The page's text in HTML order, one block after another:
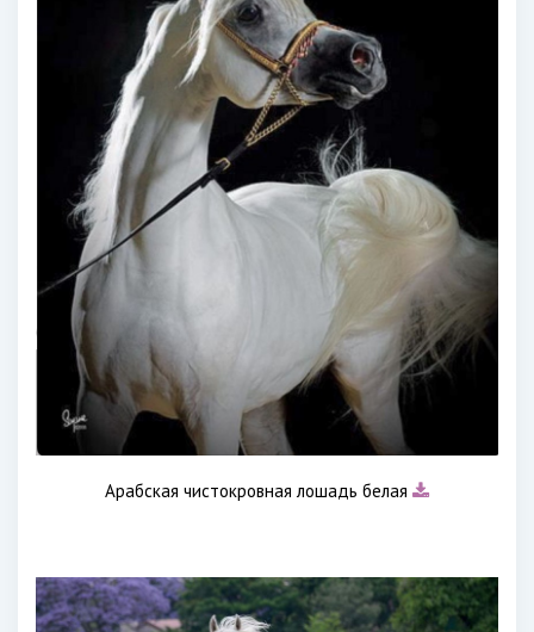
Арабская чистокровная лошадь белая